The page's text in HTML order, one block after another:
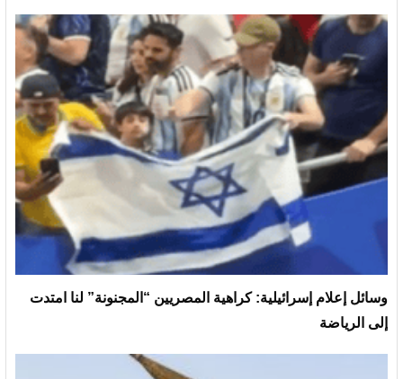
وسائل إعلام إسرائيلية: كراهية المصريين “المجنونة” لنا امتدت
إلى الرياضة